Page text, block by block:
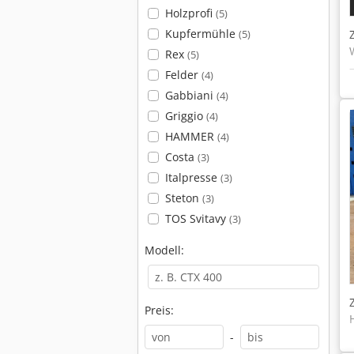
Holzprofi (5)
Kupfermühle (5)
Rex (5)
Felder (4)
Gabbiani (4)
Griggio (4)
HAMMER (4)
Costa (3)
Italpresse (3)
Steton (3)
TOS Svitavy (3)
Modell:
Preis:
-